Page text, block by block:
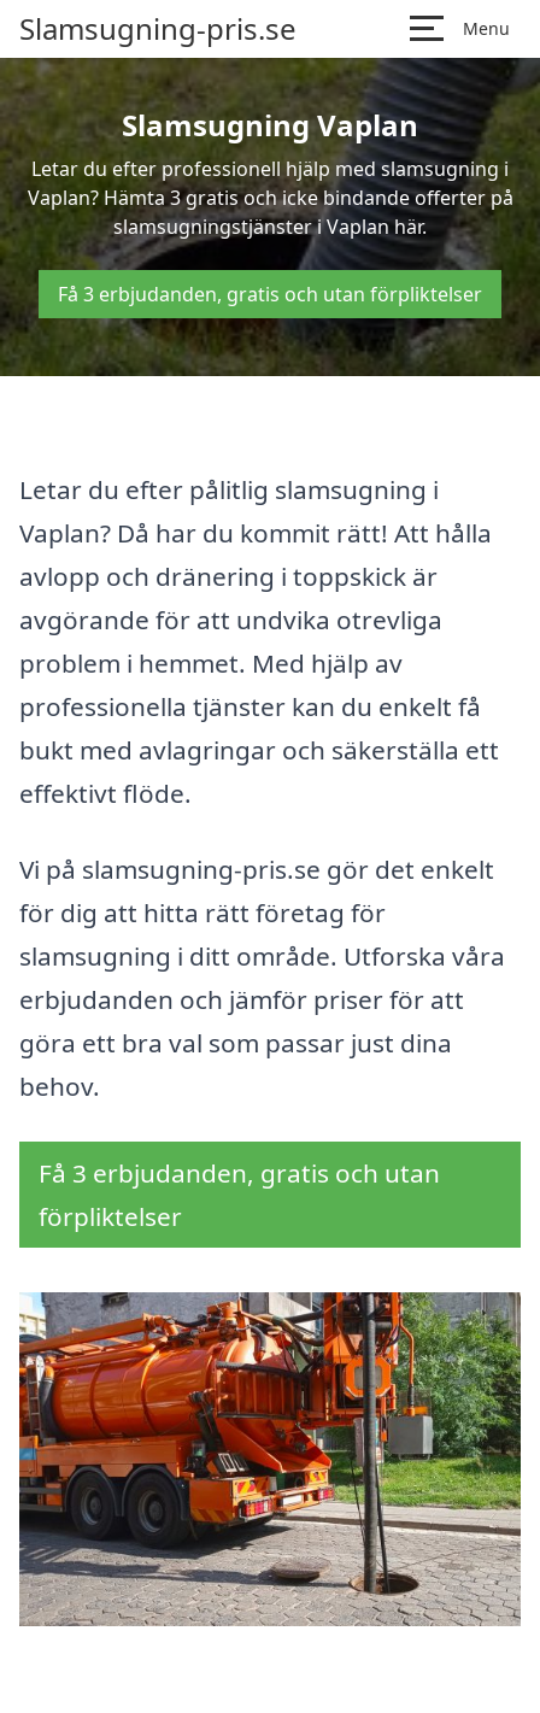
Slamsugning-pris.se Menu
Slamsugning Vaplan
Letar du efter professionell hjälp med slamsugning i
Vaplan? Hämta 3 gratis och icke bindande offerter på
slamsugningstjänster i Vaplan här.
Få 3 erbjudanden, gratis och utan förpliktelser
Letar du efter pålitlig slamsugning i
Vaplan? Då har du kommit rätt! Att hålla
avlopp och dränering i toppskick är
avgörande för att undvika otrevliga
problem i hemmet. Med hjälp av
professionella tjänster kan du enkelt få
bukt med avlagringar och säkerställa ett
effektivt flöde.
Vi på slamsugning-pris.se gör det enkelt
för dig att hitta rätt företag för
slamsugning i ditt område. Utforska våra
erbjudanden och jämför priser för att
göra ett bra val som passar just dina
behov.
Få 3 erbjudanden, gratis och utan
förpliktelser